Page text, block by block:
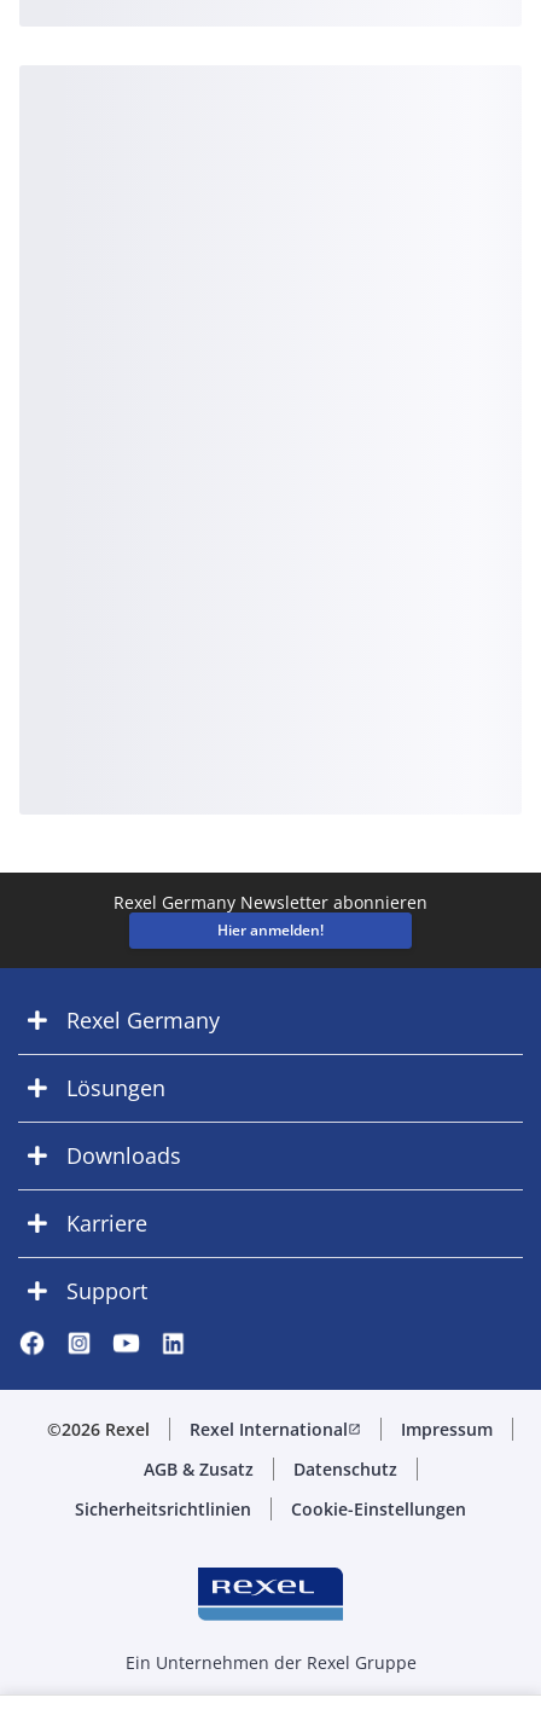
Rexel Germany Newsletter abonnieren
Hier anmelden!
Rexel Germany
Lösungen
Downloads
Karriere
Support
©2026 Rexel Rexel Internationalopen_in_new
Impressum
AGB & Zusatz
Datenschutz
Sicherheitsrichtlinien
Cookie-Einstellungen
Ein Unternehmen der Rexel Gruppe